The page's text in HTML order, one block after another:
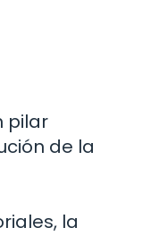
pilar
de la
la